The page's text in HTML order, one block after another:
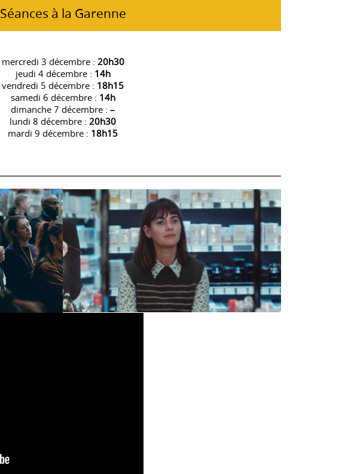
Séances à la Garenne
mercredi 3 décembre : 20h30
jeudi 4 décembre : 14h
vendredi 5 décembre : 18h15
samedi 6 décembre : 14h
dimanche 7 décembre : –
lundi 8 décembre : 20h30
mardi 9 décembre : 18h15